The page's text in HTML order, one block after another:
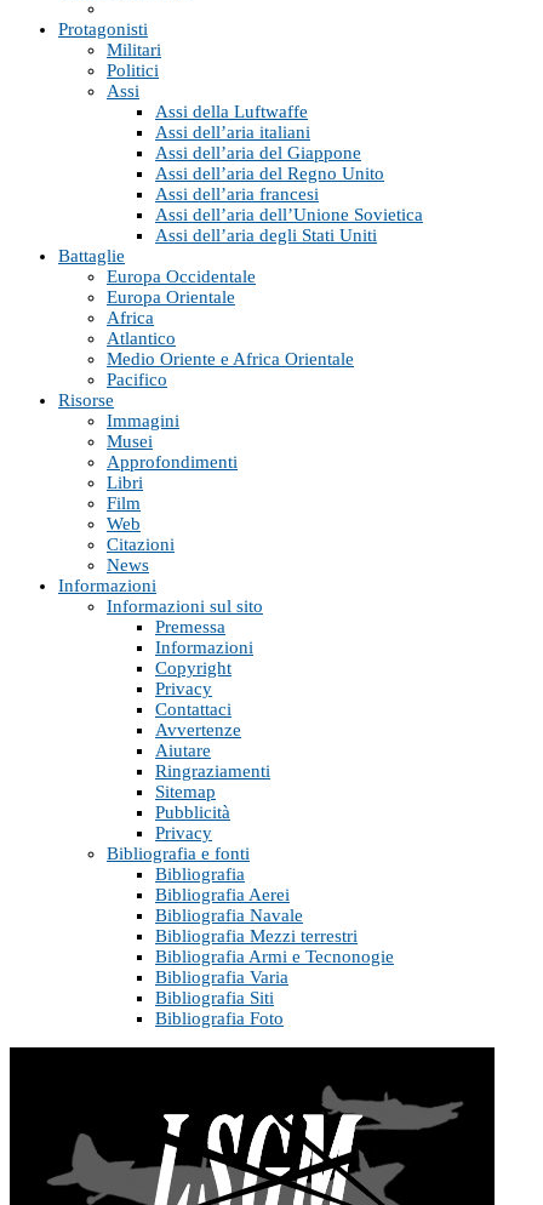
Protagonisti
Militari
Politici
Assi
Assi della Luftwaffe
Assi dell’aria italiani
Assi dell’aria del Giappone
Assi dell’aria del Regno Unito
Assi dell’aria francesi
Assi dell’aria dell’Unione Sovietica
Assi dell’aria degli Stati Uniti
Battaglie
Europa Occidentale
Europa Orientale
Africa
Atlantico
Medio Oriente e Africa Orientale
Pacifico
Risorse
Immagini
Musei
Approfondimenti
Libri
Film
Web
Citazioni
News
Informazioni
Informazioni sul sito
Premessa
Informazioni
Copyright
Privacy
Contattaci
Avvertenze
Aiutare
Ringraziamenti
Sitemap
Pubblicità
Privacy
Bibliografia e fonti
Bibliografia
Bibliografia Aerei
Bibliografia Navale
Bibliografia Mezzi terrestri
Bibliografia Armi e Tecnonogie
Bibliografia Varia
Bibliografia Siti
Bibliografia Foto